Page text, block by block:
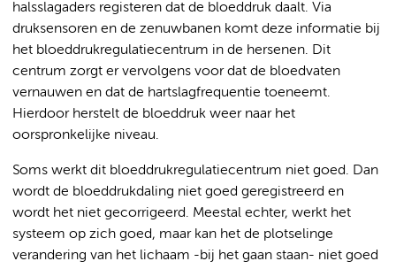
halsslagaders registeren dat de bloeddruk daalt. Via
druksensoren en de zenuwbanen komt deze informatie bij
het bloeddrukregulatiecentrum in de hersenen. Dit
centrum zorgt er vervolgens voor dat de bloedvaten
vernauwen en dat de hartslagfrequentie toeneemt.
Hierdoor herstelt de bloeddruk weer naar het
oorspronkelijke niveau.
Soms werkt dit bloeddrukregulatiecentrum niet goed. Dan
wordt de bloeddrukdaling niet goed geregistreerd en
wordt het niet gecorrigeerd. Meestal echter, werkt het
systeem op zich goed, maar kan het de plotselinge
verandering van het lichaam -bij het gaan staan- niet goed